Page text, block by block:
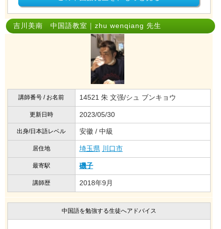
吉川美南 中国語教室｜zhu wenqiang 先生
講師番号 / お名前 14521 朱 文强/シュ ブンキョウ
更新日時 2023/05/30
出身/日本語レベル 安徽 / 中級
居住地 埼玉県 川口市
最寄駅 磯子
講師歴 2018年9月
中国語を勉強する生徒へアドバイス